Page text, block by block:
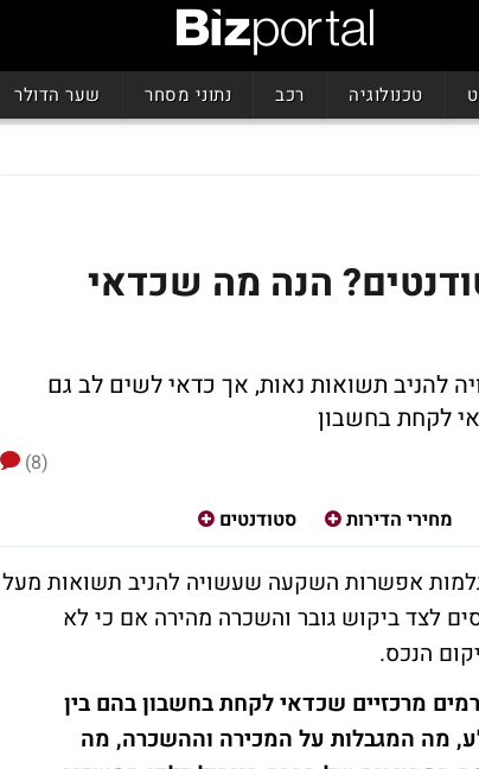
טכנולוגיה רכב נתוני מסחר שער הדולר
הנה מה שכדאי
להניב תשואות נאות, אך כדאי לשים לב גם
לקחת בחשבון
(8)
מחירי הדירות סטודנטים
אפשרות השקעה שעשויה להניב תשואות מעל
לצד ביקוש גובר והשכרה מהירה אם כי לא
הנכס.
מרכזיים שכדאי לקחת בחשבון בהם בין
מה המגבלות על המכירה וההשכרה, מה